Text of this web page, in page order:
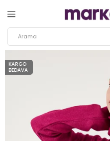
KARGO
BEDAVA